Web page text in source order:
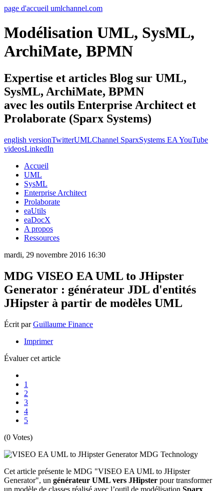
page d'accueil umlchannel.com
Modélisation UML, SysML,
ArchiMate, BPMN
Expertise et articles Blog sur UML,
SysML, ArchiMate, BPMN
avec les outils Enterprise Architect et
Prolaborate (Sparx Systems)
english versionTwitterUMLChannel SparxSystems EA YouTube
videosLinkedIn
Accueil
UML
SysML
Enterprise Architect
Prolaborate
eaUtils
eaDocX
A propos
Ressources
mardi, 29 novembre 2016 16:30
MDG VISEO EA UML to JHipster
Generator : générateur JDL d'entités
JHipster à partir de modèles UML
Écrit parGuillaume Finance
Imprimer
Évaluer cet article
1
2
3
4
5
(0 Votes)
Cet article présente le MDG "VISEO EA UML to JHipster
Generator", un générateur UML vers JHipster pour transformer
un modèle de classes réalisé avec l’outil de modélisation Sparx